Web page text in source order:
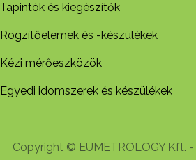
Tapintók és kiegészítők
Rögzítőelemek és -készül​ékek
Kézi mérőeszközök
Egyedi idomszerek és készülékek
Copyright © EUMETROLOGY Kft. -